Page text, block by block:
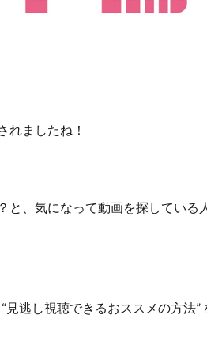
れましたね！
と、気になって動画を探している
見逃し視聴できるおススメの方法”